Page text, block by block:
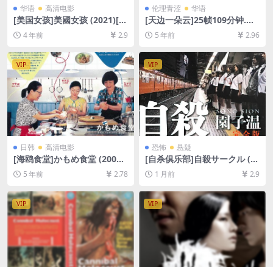
华语 高清电影
[美国女孩]美國女孩 (2021)[百
度网盘+迅雷云盘资源1080P
超清未删减][MP4/5.8GB][中
4 年前 2.9
伦理青涩 华语
[天边一朵云]25帧109分钟.与2
4帧114分钟版本内容一致.天
邊一朵雲 (2005)[百度网盘+夸
高清未删减][MP4/5.4GB][原
声中字]【手机无法在线播放，
请下载防和谐压缩包（含解压
密码）】
5 年前 2.96
VIP
日韩 高清电影
[海鸥食堂]かもめ食堂 (2006)
[百度网盘+迅雷云盘资源1080
P超清未删减][MP4/5.9GB][日
语中字]
5 年前 2.78
VIP
恐怖 悬疑
[自杀俱乐部]自殺サークル (2
002)[百度网盘+夸克网盘1080
P超清未删减资源][网盘在线播
放/下载][MP4/6.8GB][中文字
幕]
1 月前 2.9
VIP VIP